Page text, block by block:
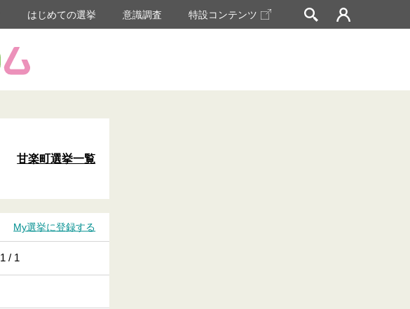
はじめての選挙 意識調査 特設コンテンツ
甘楽町選挙一覧
My選挙に登録する
1 / 1